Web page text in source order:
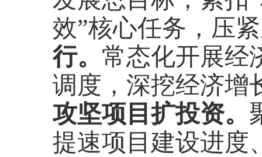
效”核心任务，压
行。 常态化开展经
调度，深挖经济增
攻坚项目扩投资。
提速项目建设进度